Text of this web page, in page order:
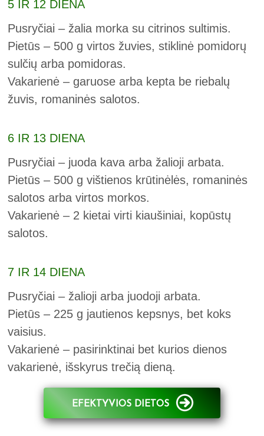
5 IR 12 DIENA
Pusryčiai – žalia morka su citrinos sultimis.
Pietūs – 500 g virtos žuvies, stiklinė pomidorų
sulčių arba pomidoras.
Vakarienė – garuose arba kepta be riebalų
žuvis, romaninės salotos.
6 IR 13 DIENA
Pusryčiai – juoda kava arba žalioji arbata.
Pietūs – 500 g vištienos krūtinėlės, romaninės
salotos arba virtos morkos.
Vakarienė – 2 kietai virti kiaušiniai, kopūstų
salotos.
7 IR 14 DIENA
Pusryčiai – žalioji arba juodoji arbata.
Pietūs – 225 g jautienos kepsnys, bet koks
vaisius.
Vakarienė – pasirinktinai bet kurios dienos
vakarienė, išskyrus trečią dieną.
EFEKTYVIOS DIETOS